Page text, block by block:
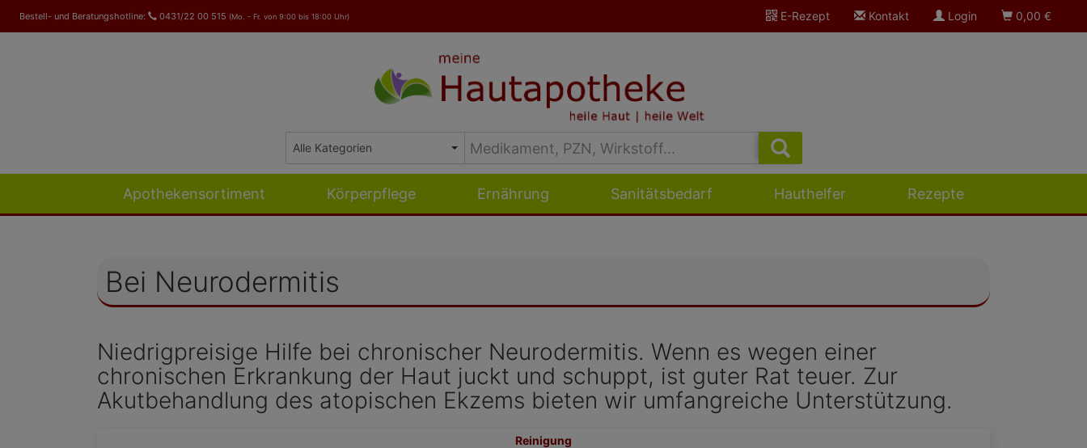
Bestell- und Beratungshotline: 0431/22 00 515 (Mo. - Fr. von 9:00 bis 18:00 Uhr) E-Rezept Kontakt Login 0,00 €
Apothekensortiment Körperpflege Ernährung Sanitätsbedarf Hauthelfer Rezepte
Bei Neurodermitis
Niedrigpreisige Hilfe bei chronischer Neurodermitis. Wenn es wegen einer
chronischen Erkrankung der Haut juckt und schuppt, ist guter Rat teuer. Zur
Akutbehandlung des atopischen Ekzems bieten wir umfangreiche Unterstützung.
Reinigung